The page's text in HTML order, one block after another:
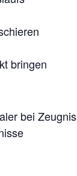
bringen
bei